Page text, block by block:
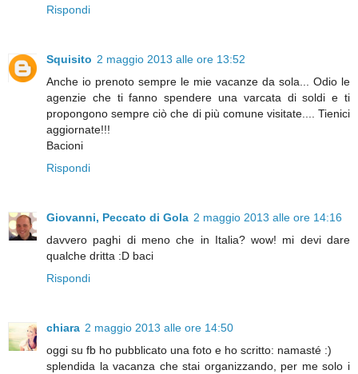
Rispondi
Squisito 2 maggio 2013 alle ore 13:52
Anche io prenoto sempre le mie vacanze da sola... Odio le
agenzie che ti fanno spendere una varcata di soldi e ti
propongono sempre ciò che di più comune visitate.... Tienici
aggiornate!!!
Bacioni
Rispondi
Giovanni, Peccato di Gola 2 maggio 2013 alle ore 14:16
davvero paghi di meno che in Italia? wow! mi devi dare
qualche dritta :D baci
Rispondi
chiara 2 maggio 2013 alle ore 14:50
oggi su fb ho pubblicato una foto e ho scritto: namasté :)
splendida la vacanza che stai organizzando, per me solo i